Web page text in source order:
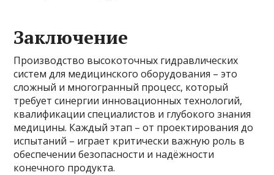
Заключение
Производство высокоточных гидравлических
систем для медицинского оборудования – это
сложный и многогранный процесс, который
требует синергии инновационных технологий,
квалификации специалистов и глубокого знания
медицины. Каждый этап – от проектирования до
испытаний – играет критически важную роль в
обеспечении безопасности и надёжности
конечного продукта.